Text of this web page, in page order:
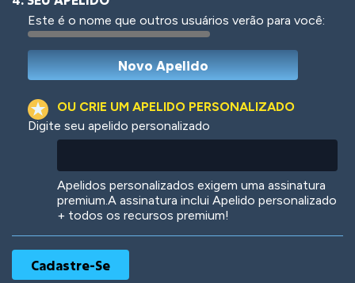
Woof Jungle Cats
Este é o nome que outros usuários verão para você:
OU CRIE UM APELIDO PERSONALIZADO
Digite seu apelido personalizado
Apelidos personalizados exigem uma assinatura
premium.A assinatura inclui Apelido personalizado
+ todos os recursos premium!